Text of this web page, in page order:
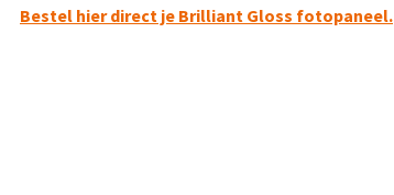
Bestel hier direct je Brilliant Gloss fotopaneel.